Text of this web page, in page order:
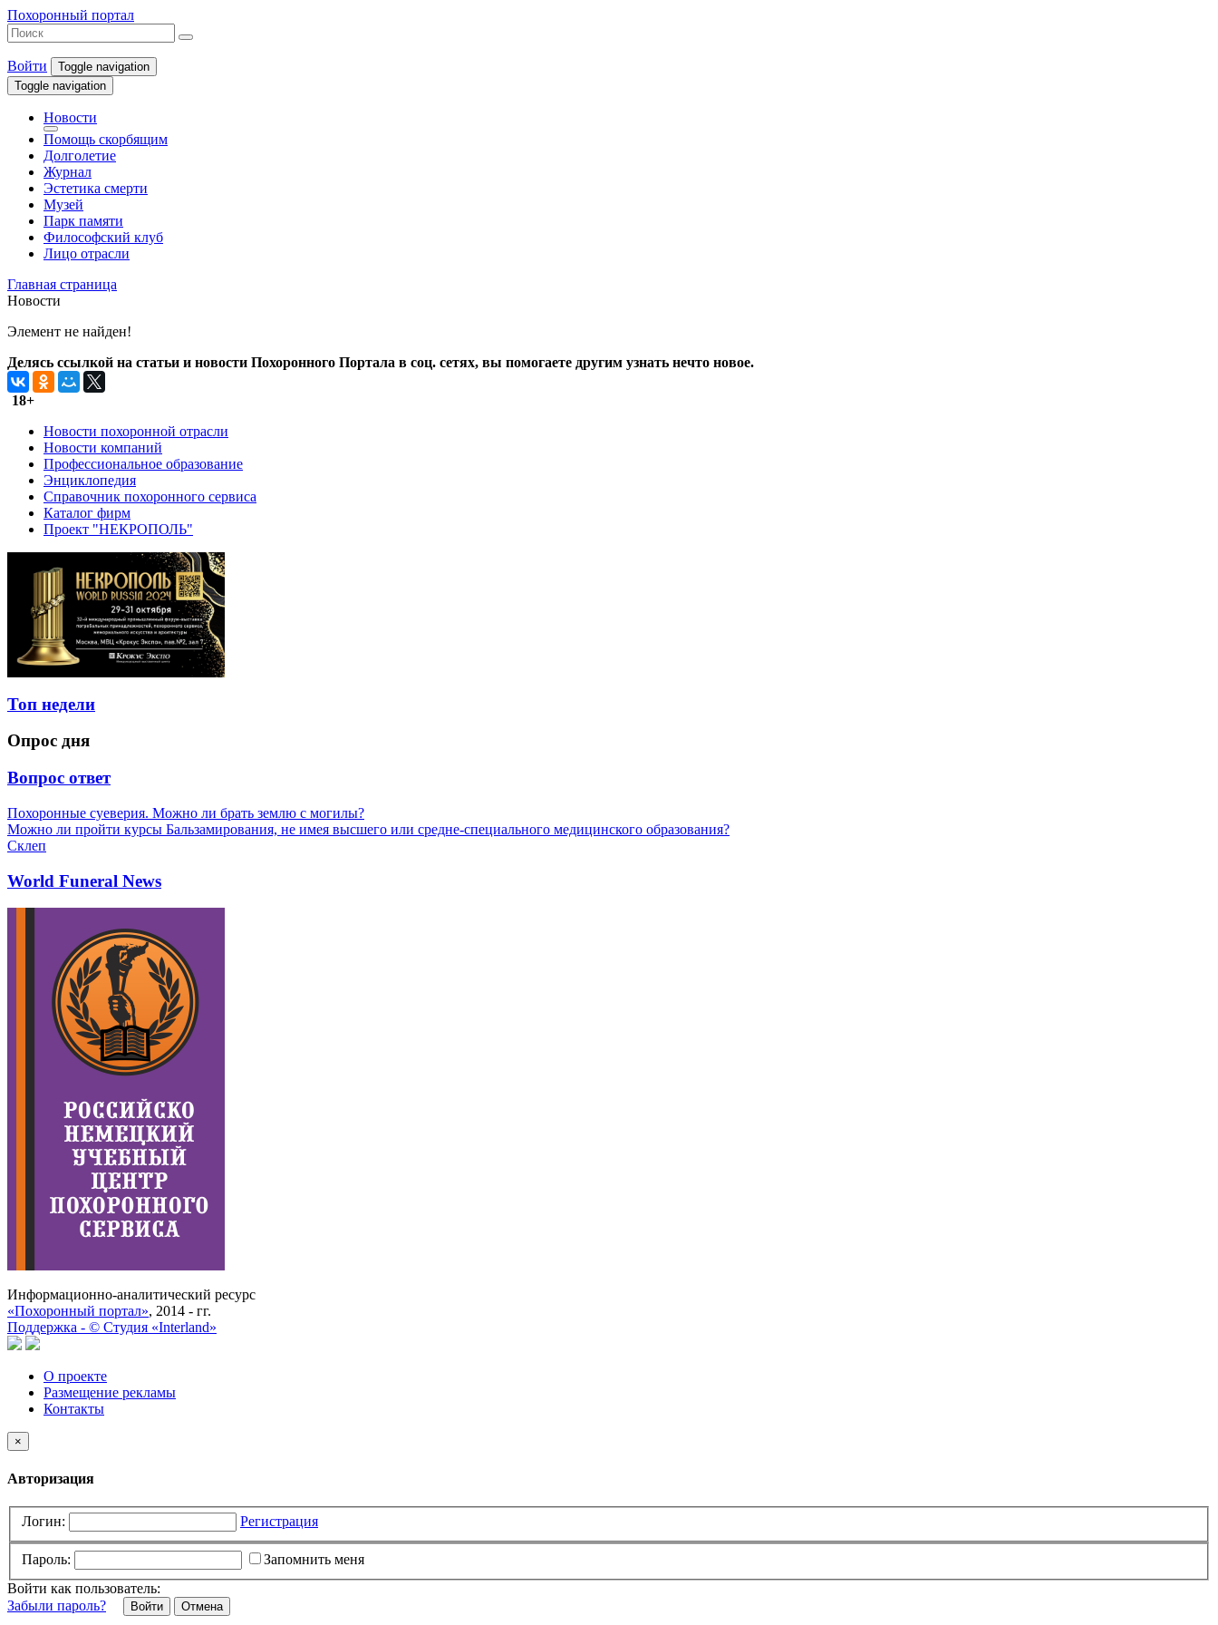
Похоронный портал
Войти
Toggle navigation
Toggle navigation
Новости
Помощь скорбящим
Долголетие
Журнал
Эстетика смерти
Музей
Парк памяти
Философский клуб
Лицо отрасли
Главная страница
Новости
Элемент не найден!
Делясь ссылкой на статьи и новости Похоронного Портала в соц. сетях, вы помогаете другим узнать нечто новое.
18+
Новости похоронной отрасли
Новости компаний
Профессиональное образование
Энциклопедия
Справочник похоронного сервиса
Каталог фирм
Проект "НЕКРОПОЛЬ"
Топ недели
Опрос дня
Вопрос ответ
Похоронные суеверия. Можно ли брать землю с могилы?
Можно ли пройти курсы Бальзамирования, не имея высшего или средне-специального медицинского образования?
Склеп
World Funeral News
Информационно-аналитический ресурс
«Похоронный портал», 2014 - гг.
Поддержка - © Cтудия «Interland»
О проекте
Размещение рекламы
Контакты
×
Авторизация
Логин: Регистрация
Пароль:
Запомнить меня
Войти как пользователь:
Забыли пароль?
Отмена